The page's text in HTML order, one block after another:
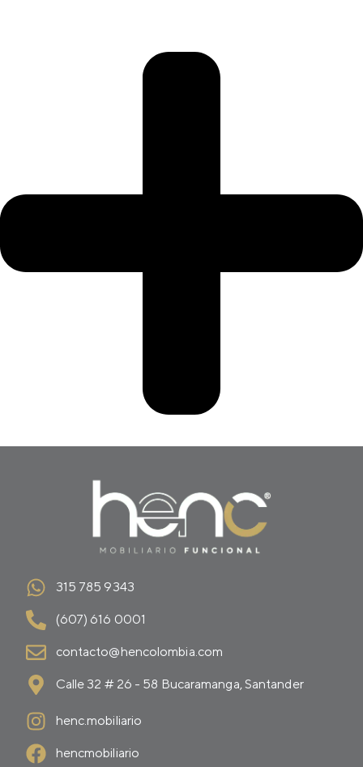
315 785 9343
(607) 616 0001
contacto@hencolombia.com
Calle 32 # 26 - 58 Bucaramanga, Santander
henc.mobiliario
hencmobiliario